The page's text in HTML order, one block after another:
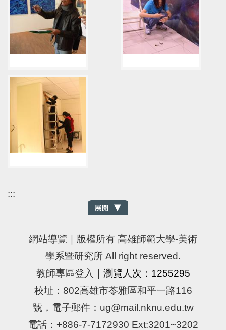
:::
網站導覽 ｜版權所有 高雄師範大學-美術
學系暨研究所 All right reserved.
教師專區登入
瀏覽人次：1255295
校址：802高雄市苓雅區和平一路116
號，電子郵件：ug@mail.nknu.edu.tw
電話：+886-7-7172930 Ext:3201~3202